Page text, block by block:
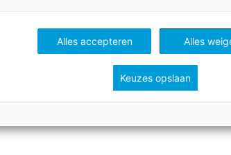
1 … 78 79
Alles accepteren Alles
Keuzes opslaan